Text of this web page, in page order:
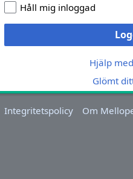
Håll mig inloggad
Hjälp
Glömt
Integritetspolicy Om